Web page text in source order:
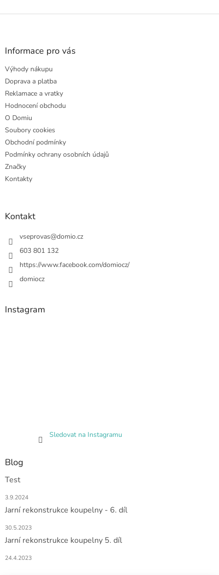
Z
Informace pro vás
Výhody nákupu
Doprava a platba
Reklamace a vratky
Hodnocení obchodu
O Domiu
Soubory cookies
Obchodní podmínky
Podmínky ochrany osobních údajů
Značky
Kontakty
Kontakt
vseprovas@domio.cz
603 801 132
https://www.facebook.com/domiocz/
domiocz
Instagram
Sledovat na Instagramu
Blog
Test
3.9.2024
Jarní rekonstrukce koupelny - 6. díl
30.5.2023
Jarní rekonstrukce koupelny 5. díl
24.4.2023